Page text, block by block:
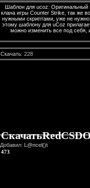
Шаблон для ucoz: Оригинальный
клана игры Counter Strike, так же
нужными скриптами, уже не нужно
этому шаблону для uCoz
можно изменить все под себя,
Скачать: 228
473
Добавил: L@ncel()t